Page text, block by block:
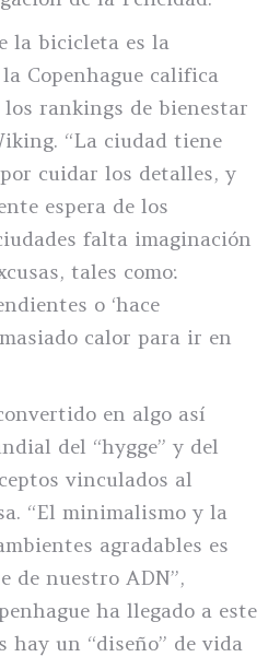
la bicicleta es la
Copenhague califica
rankings de bienestar
“La ciudad tiene
cuidar los detalles, y
espera de los
falta imaginación
tales como:
o ‘hace
calor para ir en
en algo así
del “hygge” y del
vinculados al
“El minimalismo y la
agradables es
de nuestro ADN”,
ha llegado a este
hay un “diseño” de vida